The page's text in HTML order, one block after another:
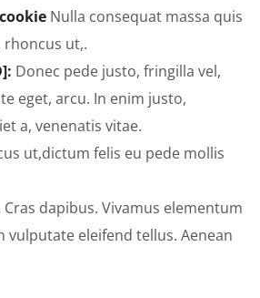
Nulla consequat massa quis
rhoncus ut,.
Donec pede justo, fringilla vel,
eget, arcu. In enim justo,
a, venenatis vitae.
ut,dictum felis eu pede mollis
dapibus. Vivamus elementum
vulputate eleifend tellus. Aenean